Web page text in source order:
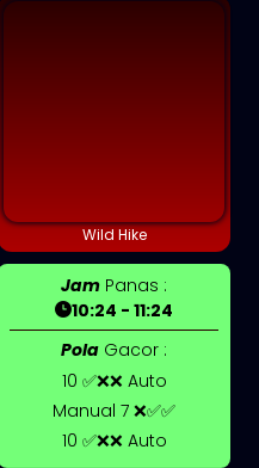
Wild Hike
Jam Panas :
10:24 - 11:24
Pola Gacor :
10 ✅❌❌ Auto
Manual 7 ❌✅✅
10 ✅❌❌ Auto